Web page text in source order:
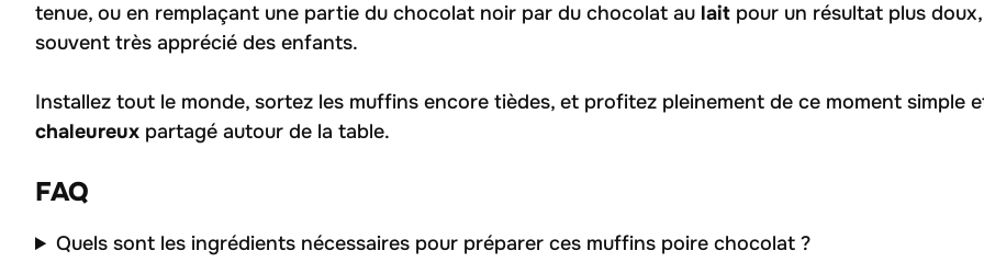
tenue, ou en remplaçant une partie du chocolat noir par du chocolat au lait pour un résultat plus doux,
souvent très apprécié des enfants.
Installez tout le monde, sortez les muffins encore tièdes, et profitez pleinement de ce moment simple
chaleureux partagé autour de la table.
FAQ
Quels sont les ingrédients nécessaires pour préparer ces muffins poire chocolat ?